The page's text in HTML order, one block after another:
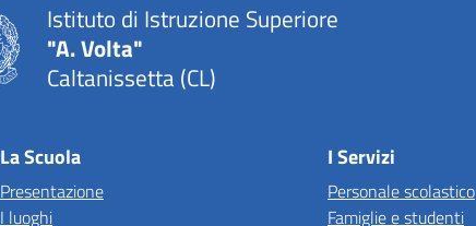
Istituto di Istruzione Superiore
"A. Volta"
Caltanissetta (CL)
La Scuola
Presentazione
I luoghi
I Servizi
Personale scolastico
Famiglie e studenti